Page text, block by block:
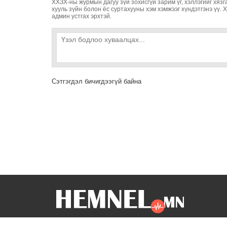
ХХЗХ-ны журмын дагуу зүй зохисгүй зарим үг, хэллэгийг
хууль зүйн болон ёс суртахууны хэм хэмжээг хүндэтгэнэ үү.
админ устгах эрхтэй.
Сэтгэгдэл бичигдээгүй байна